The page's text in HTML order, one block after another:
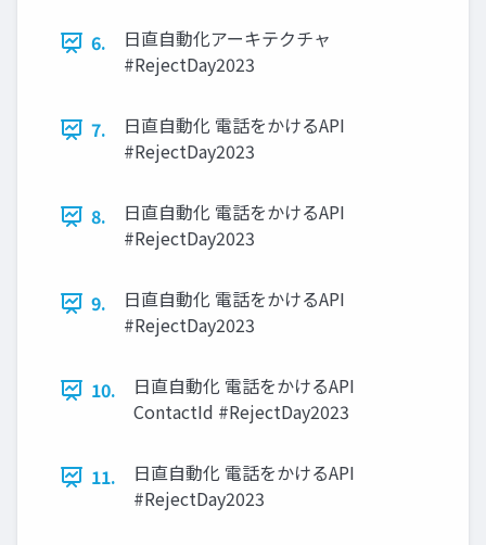
6.
日直自動化アーキテクチャ
#RejectDay2023
7.
日直自動化 電話をかけるAPI
#RejectDay2023
8.
日直自動化 電話をかけるAPI
#RejectDay2023
9.
日直自動化 電話をかけるAPI
#RejectDay2023
10.
日直自動化 電話をかけるAPI
ContactId #RejectDay2023
11.
日直自動化 電話をかけるAPI
#RejectDay2023